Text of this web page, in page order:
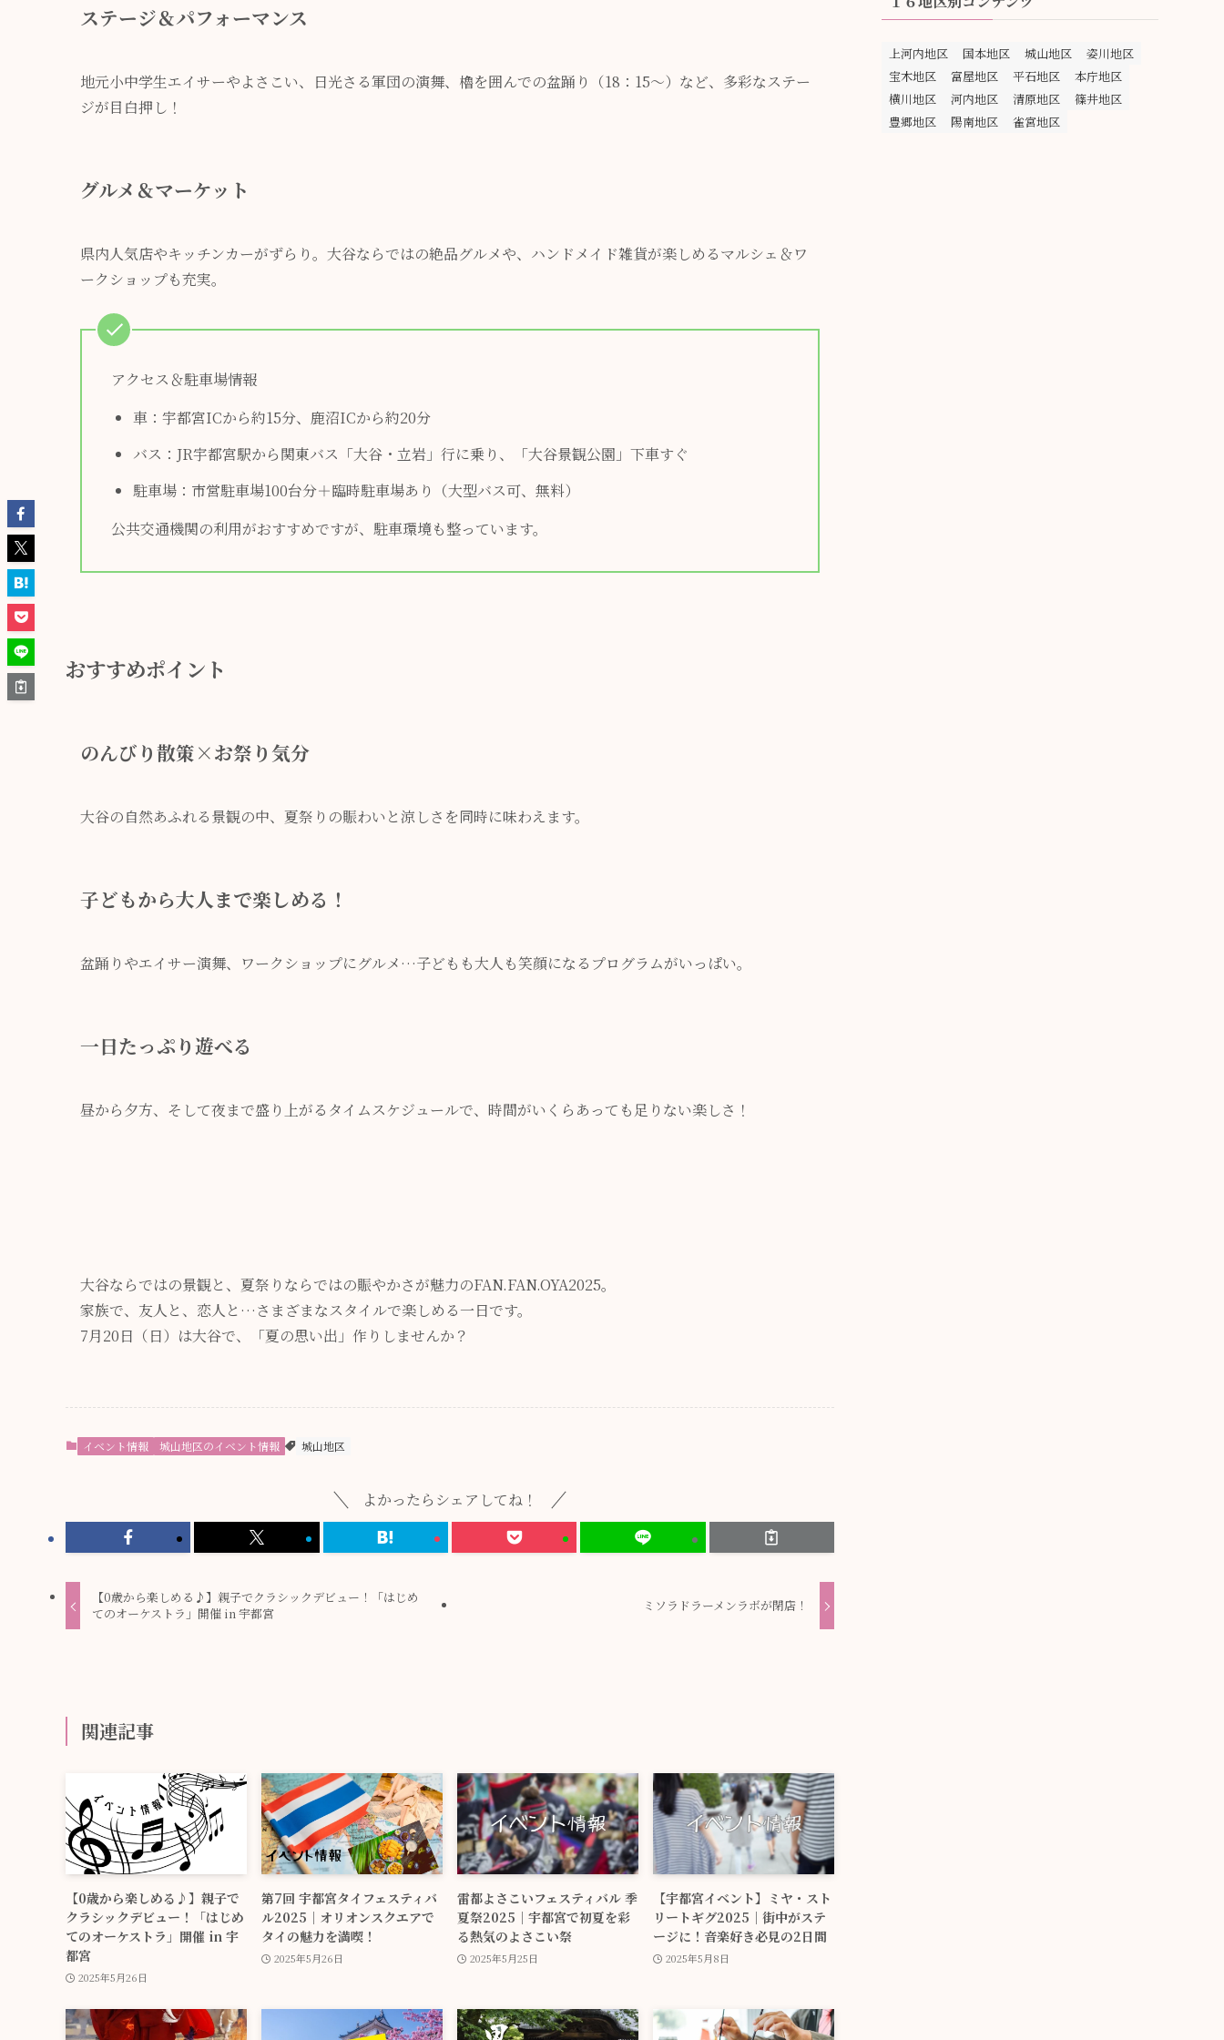
ステージ＆パフォーマンス
地元小中学生エイサーやよさこい、日光さる軍団の演舞、櫓を囲んでの盆踊り（18：15～）など、多彩なステー
ジが目白押し！
グルメ＆マーケット
県内人気店やキッチンカーがずらり。大谷ならではの絶品グルメや、ハンドメイド雑貨が楽しめるマルシェ＆ワ
ークショップも充実。
アクセス＆駐車場情報
車：宇都宮ICから約15分、鹿沼ICから約20分
バス：JR宇都宮駅から関東バス「大谷・立岩」行に乗り、「大谷景観公園」下車すぐ
駐車場：市営駐車場100台分＋臨時駐車場あり（大型バス可、無料）
公共交通機関の利用がおすすめですが、駐車環境も整っています。
おすすめポイント
のんびり散策×お祭り気分
大谷の自然あふれる景観の中、夏祭りの賑わいと涼しさを同時に味わえます。
子どもから大人まで楽しめる！
盆踊りやエイサー演舞、ワークショップにグルメ…子どもも大人も笑顔になるプログラムがいっぱい。
一日たっぷり遊べる
昼から夕方、そして夜まで盛り上がるタイムスケジュールで、時間がいくらあっても足りない楽しさ！
大谷ならではの景観と、夏祭りならではの賑やかさが魅力のFAN.FAN.OYA2025。
家族で、友人と、恋人と…さまざまなスタイルで楽しめる一日です。
7月20日（日）は大谷で、「夏の思い出」作りしませんか？
イベント情報 城山地区のイベント情報 城山地区
よかったらシェアしてね！
【0歳から楽しめる♪】親子でクラシックデビュー！「はじめ
てのオーケストラ」開催 in 宇都宮
ミソラドラーメンラボが閉店！
関連記事
【0歳から楽しめる♪】親子で
クラシックデビュー！「はじめ
てのオーケストラ」開催 in 宇
都宮
2025年5月26日
第7回 宇都宮タイフェスティバ
ル2025｜オリオンスクエアで
タイの魅力を満喫！
2025年5月26日
雷都よさこいフェスティバル 季
夏祭2025｜宇都宮で初夏を彩
る熱気のよさこい祭
2025年5月25日
【宇都宮イベント】ミヤ・スト
リートギグ2025｜街中がステ
ージに！音楽好き必見の2日間
2025年5月8日
上河内地区 国本地区 城山地区
姿川地区
宝木地区
富屋地区 平石地区
本庁地区
横川地区
河内地区 清原地区
篠井地区
豊郷地区
陽南地区 雀宮地区